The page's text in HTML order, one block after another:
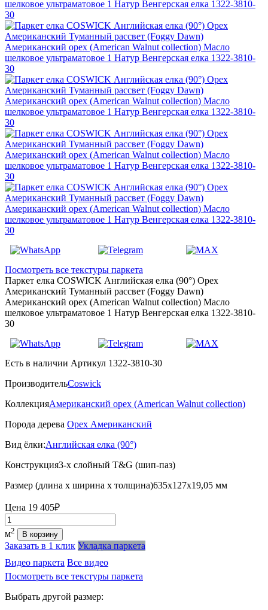
Посмотреть все текстуры паркета
Паркет елка COSWICK Английская елка (90°) Орех
Американский Туманный рассвет (Foggy Dawn)
Американский орех (American Walnut collection) Масло
шелковое ультраматовое 1 Натур Венгерская елка 1322-3810-
30
Есть в наличии Артикул 1322-3810-30
ПроизводительCoswick
КоллекцияАмериканский орех (American Walnut collection)
Порода дерева Орех Американский
Вид ёлки:Английская елка (90°)
Конструкция3-х слойный T&G (шип-паз)
Размер (длина х ширина х толщина)635х127х19,05 мм
Цена 19 405₽
Количество
м2 В корзину
Заказать в 1 клик Укладка паркета
Видео паркета Все видео
Посмотреть все текстуры паркета
Выбрать другой размер: